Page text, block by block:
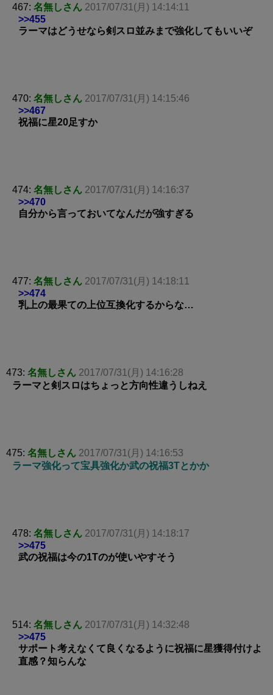
467: 名無しさん 2017/07/31(月) 14:14:11
>>455
ラーマはどうせなら剣スロ並みまで強化してもいいぞ
470: 名無しさん 2017/07/31(月) 14:15:46
>>467
祝福に星20足すか
474: 名無しさん 2017/07/31(月) 14:16:37
>>470
自分から言っておいてなんだが強すぎる
477: 名無しさん 2017/07/31(月) 14:18:11
>>474
乳上の最果ての上位互換化するからな…
473: 名無しさん 2017/07/31(月) 14:16:28
ラーマと剣スロはちょっと方向性違うしねえ
475: 名無しさん 2017/07/31(月) 14:16:53
ラーマ強化って宝具強化か武の祝福3Tとかか
478: 名無しさん 2017/07/31(月) 14:18:17
>>475
武の祝福は今の1Tのが使いやすそう
514: 名無しさん 2017/07/31(月) 14:32:48
>>475
サポート考えなくて良くなるように祝福に星獲得付けよ
直感？知らんな